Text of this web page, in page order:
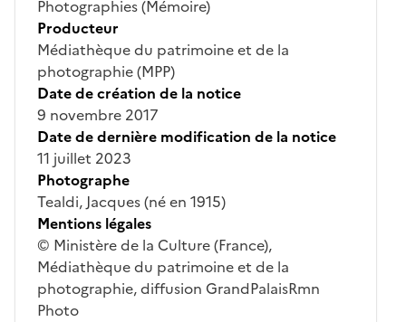
Photographies (Mémoire)
Producteur
Médiathèque du patrimoine et de la
photographie (MPP)
Date de création de la notice
9 novembre 2017
Date de dernière modification de la notice
11 juillet 2023
Photographe
Tealdi, Jacques (né en 1915)
Mentions légales
© Ministère de la Culture (France),
Médiathèque du patrimoine et de la
photographie, diffusion GrandPalaisRmn
Photo